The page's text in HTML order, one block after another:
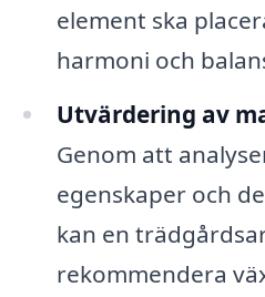
element ska
harmoni och
Utvärdering av
Genom att
egenskaper och
kan en
rekommendera